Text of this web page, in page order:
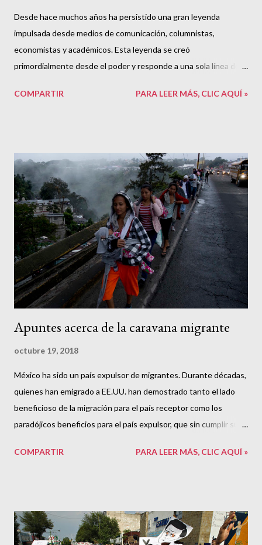
Desde hace muchos años ha persistido una gran leyenda
impulsada desde medios de comunicación, columnistas,
economistas y académicos. Esta leyenda se creó
primordialmente desde el poder y responde a una sola línea de
crecimiento económico. Nuestras tasas de crecimiento son
inaugura, siendo el primero de una línea ininterrumpida de
presidentes que estudiaron en universidades estadounidenses.
De La Madrid estudió en Harvard, al igual que Carlos Salinas.
Ernesto Zedillo, graduado en Yale, continuó por esa línea. Fox y
Calderón, diplomado y maestría en Harvard. Peña Nieto, el único
que no estudió en EE.UU. lo hizo en el Tecnológico de
Monterrey. No se distinguió mucho de sus predecesores. Todos
estos presidentes apostaron por la apertura comercial ...
COMPARTIR PARA LEER MÁS, CLIC AQUÍ »
Apuntes acerca de la caravana migrante
octubre 19, 2018
México ha sido un país expulsor de migrantes. Durante décadas,
quienes han emigrado a EE.UU. han demostrado tanto el lado
beneficioso de la migración para el país receptor como los
paradójicos beneficios para el país expulsor, que sin cumplir sus
forma de millonarias remesas. La Caravana de migrantes
que ocasionalmente acerca de México y sus responsabilidades
frente al fenómeno de todos los mexicanos que viven en EE.UU.
COMPARTIR PARA LEER MÁS, CLIC AQUÍ »